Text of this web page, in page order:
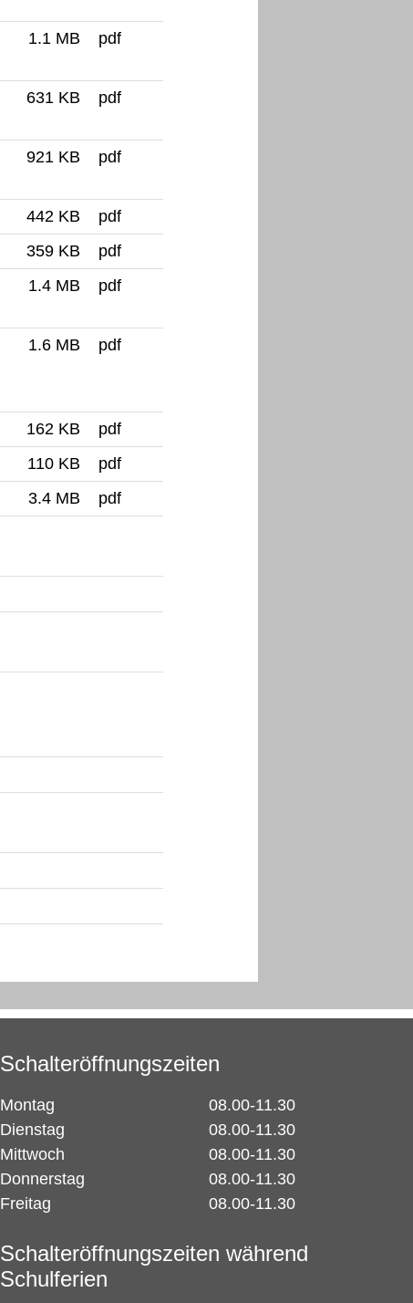
1.1 MB pdf
631 KB pdf
921 KB pdf
442 KB
pdf
359 KB
pdf
1.4 MB pdf
1.6 MB pdf
162 KB
pdf
110 KB
pdf
3.4 MB
pdf
Schalteröffnungszeiten
Montag
08.00-11.30
Dienstag
08.00-11.30
Mittwoch
08.00-11.30
Donnerstag
08.00-11.30
Freitag
08.00-11.30
Schalteröffnungszeiten während
Schulferien